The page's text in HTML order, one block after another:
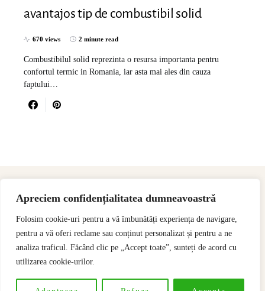
Apreciem confidențialitatea dumneavoastră
Folosim cookie-uri pentru a vă îmbunătăți experiența de navigare,
pentru a vă oferi reclame sau conținut personalizat și pentru a ne
analiza traficul. Făcând clic pe „Accept toate”, sunteți de acord cu
utilizarea cookie-urilor.
avantajos tip de combustibil solid
670 views 2 minute read
Combustibilul solid reprezinta o resursa importanta pentru
confortul termic in Romania, iar asta mai ales din cauza
faptului…